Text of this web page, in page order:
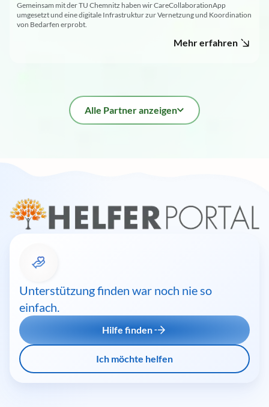
Gemeinsam mit der TU Chemnitz haben wir CareCollaborationApp
umgesetzt und eine digitale Infrastruktur zur Vernetzung und Koordination
von Bedarfen erprobt.
Mehr erfahren
Alle Partner anzeigen
Unterstützung finden war noch nie so
einfach.
Hilfe finden
Ich möchte helfen